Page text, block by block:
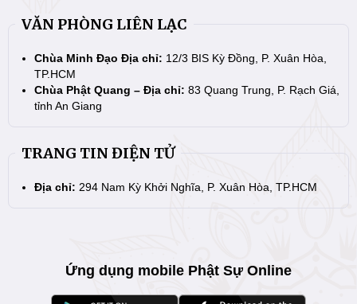
VĂN PHÒNG LIÊN LẠC
Chùa Minh Đạo Địa chỉ: 12/3 BIS Kỳ Đồng, P. Xuân Hòa,
TP.HCM
Chùa Phật Quang – Địa chỉ: 83 Quang Trung, P. Rạch Giá,
tỉnh An Giang
TRANG TIN ĐIỆN TỬ
Địa chỉ: 294 Nam Kỳ Khởi Nghĩa, P. Xuân Hòa, TP.HCM
Ứng dụng mobile Phật Sự Online